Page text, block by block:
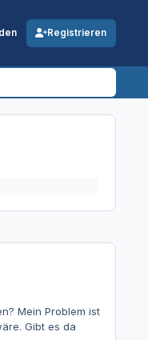
Registrieren
Mein Problem ist
Gibt es da